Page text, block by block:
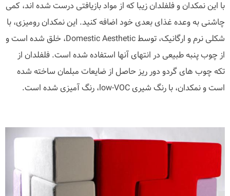
با این نمکدان و فلفلدان زیبا که از مواد بازیافتی درست شده اند، کمی
چاشنی به وعده غذای بعدی خود اضافه کنید. این نمکدان رومیزی، با
شکلی نرم و ارگانیک، توسط Domestic Aesthetic، خلق شده است و
از چوب پنبه طبیعی در انتهای آنها استفاده شده است. فلفلدان از
تکه چوب های گردو دور ریز حاصل از ضایعات مبلمان ساخته شده
است و نمکدان، با رنگ شیری low-VOC، رنگ آمیزی شده است.